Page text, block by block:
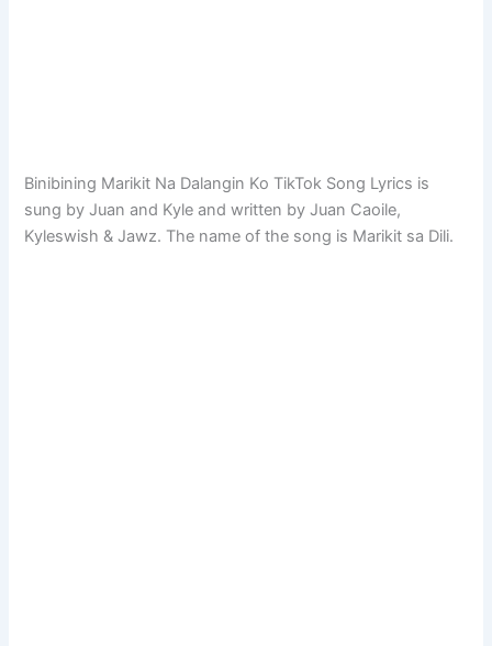
Binibining Marikit Na Dalangin Ko TikTok Song Lyrics is
sung by Juan and Kyle and written by Juan Caoile,
Kyleswish & Jawz. The name of the song is Marikit sa Dili.